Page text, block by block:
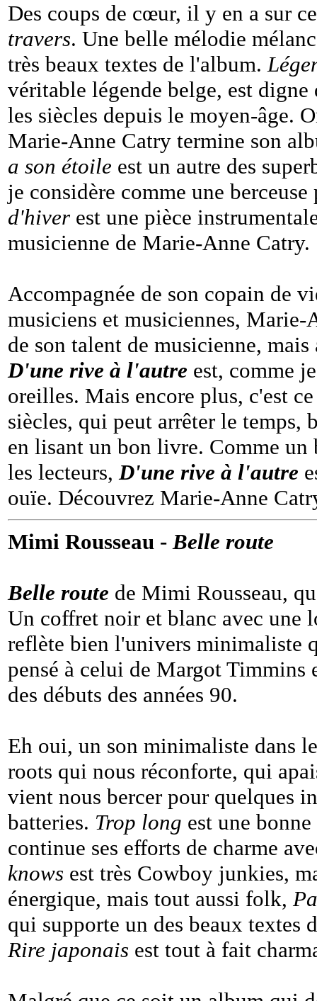
Des coups de cœur, il y en a sur
travers. Une belle mélodie
très beaux textes de l'album.
véritable légende belge, est
les siècles depuis le moyen-âge.
Marie-Anne Catry termine son
a son étoile est un autre des
je considère comme une
d'hiver est une pièce
musicienne de Marie-Anne Catry.
Accompagnée de son copain de
musiciens et musiciennes,
de son talent de musicienne,
D'une rive à l'autre est, comme
oreilles. Mais encore plus, c'est
siècles, qui peut arrêter le temps,
en lisant un bon livre. Comme un
les lecteurs,D'une rive à l'autre
ouïe. Découvrez Marie-Anne
Mimi Rousseau -Belle route
Belle route de Mimi Rousseau,
Un coffret noir et blanc avec une
reflète bien l'univers minimaliste
pensé à celui de Margot Timmins
des débuts des années 90.
Eh oui, un son minimaliste dans
roots qui nous réconforte, qui
vient nous bercer pour quelques
batteries. Trop long est une
continue ses efforts de charme
knows est très Cowboy junkies,
énergique, mais tout aussi folk,
qui supporte un des beaux
Rire japonais est tout à fait